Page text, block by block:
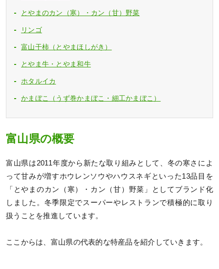
とやまのカン（寒）・カン（甘）野菜
リンゴ
富山干柿（とやまほしがき）
とやま牛・とやま和牛
ホタルイカ
かまぼこ（うず巻かまぼこ・細工かまぼこ）
富山県の概要
富山県は2011年度から新たな取り組みとして、冬の寒さによ
って甘みが増すホウレンソウやハウスネギといった13品目を
「とやまのカン（寒）・カン（甘）野菜」としてブランド化
しました。冬季限定でスーパーやレストランで積極的に取り
扱うことを推進しています。
ここからは、富山県の代表的な特産品を紹介していきます。